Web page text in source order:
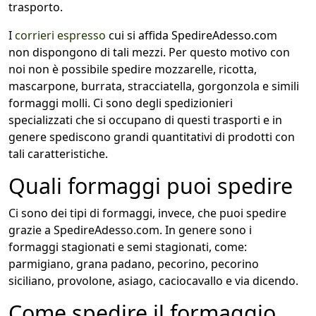
trasporto.
Icorrieri espresso cui si affida SpedireAdesso.com
non dispongono di tali mezzi. Per questo motivo con
noi non è possibile spedire mozzarelle, ricotta,
mascarpone, burrata, stracciatella, gorgonzola e simili
formaggi molli. Ci sono degli spedizionieri
specializzati che si occupano di questi trasporti e in
genere spediscono grandi quantitativi di prodotti con
tali caratteristiche.
Quali formaggi puoi spedire
Ci sono dei tipi di formaggi, invece, che puoi spedire
grazie a SpedireAdesso.com. In genere sono i
formaggi stagionati e semi stagionati, come:
parmigiano, grana padano, pecorino, pecorino
siciliano, provolone, asiago, caciocavallo e via dicendo.